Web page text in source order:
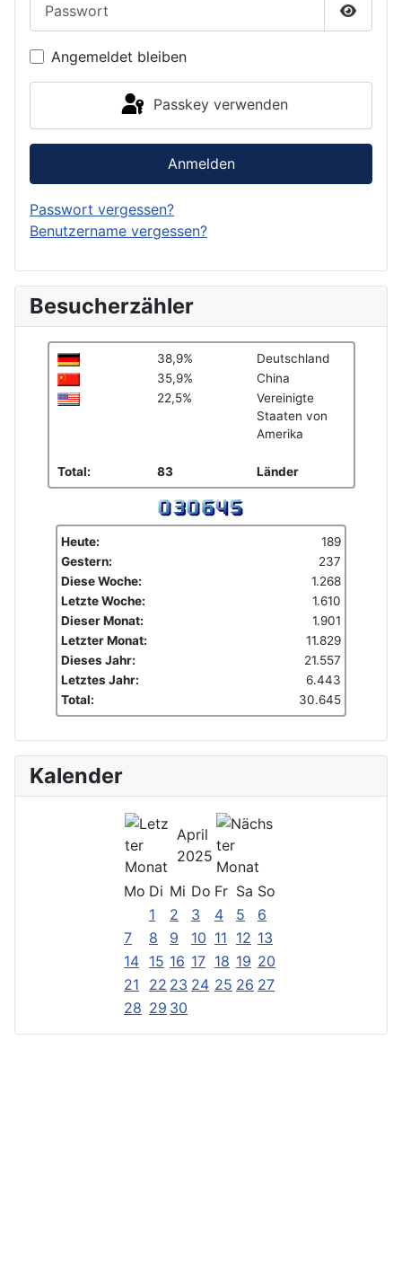
Angemeldet bleiben
Passkey verwenden
Anmelden
Passwort vergessen?
Benutzername vergessen?
Besucherzähler
38,9%
Deutschland
35,9%
China
22,5%
Vereinigte
Staaten von
Amerika
Total: 83 Länder
Heute:
189
Gestern:
237
Diese Woche:
1.268
Letzte Woche:
1.610
Dieser Monat:
1.901
Letzter Monat:
11.829
Dieses Jahr:
21.557
Letztes Jahr:
6.443
Total:
30.645
Kalender
April
2025
Mo Di Mi Do Fr Sa So
1
2 3 4 5
6
7
8 9 10 11 12 13
14 15 16 17 18 19 20
21
22 23 24 25 26 27
28 29 30